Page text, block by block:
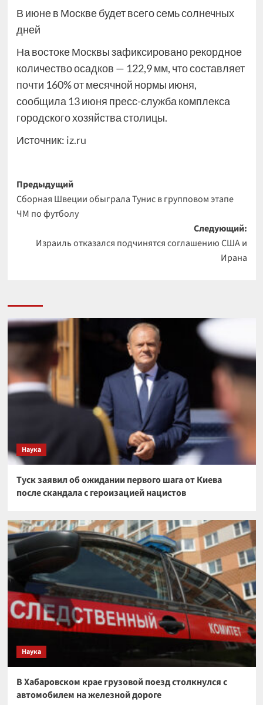
В июне в Москве будет всего семь солнечных
дней
На востоке Москвы зафиксировано рекордное
количество осадков — 122,9 мм, что составляет
почти 160% от месячной нормы июня,
сообщила 13 июня пресс-служба комплекса
городского хозяйства столицы.
Источник: iz.ru
Навигация
записи
Предыдущий
Сборная Швеции обыграла Тунис в групповом этапе
ЧМ по футболу
Следующий:
Израиль отказался подчинятся соглашению США и
Ирана
Наука
Туск заявил об ожидании первого шага от Киева
после скандала с героизацией нацистов
Наука
В Хабаровском крае грузовой поезд столкнулся с
автомобилем на железной дороге